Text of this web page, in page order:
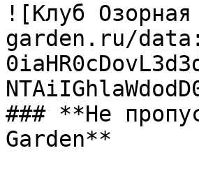
![Клуб
garden.ru/
### **Не
Garden**